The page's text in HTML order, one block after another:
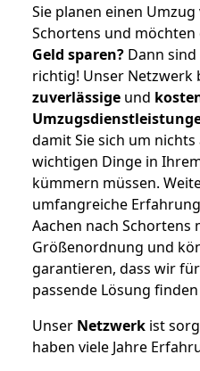
Sie planen einen
Schortens und
Geld sparen? Dann sind
richtig! Unser Netzwerk
zuverlässige und
damit Sie sich um
wichtigen Dinge in
kümmern müssen.
umfangreiche
Aachen nach Schortens
Größenordnung und
garantieren, dass wir
passende Lösung
Unser Netzwerk ist
haben viele Jahre